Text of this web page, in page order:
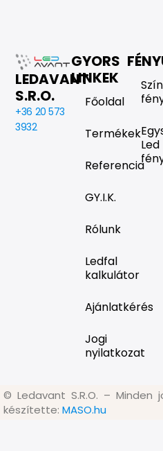
LEDAVANT
S.R.O.
+36 20 573
3932
GYORS
LINKEK
Főoldal
Termékek
Referencia
GY.I.K.
Rólunk
Ledfal
kalkulátor
Ajánlatkérés
Jogi
nyilatkozat
Led
© Ledavant S.R.O. –
készítette: MASO.hu